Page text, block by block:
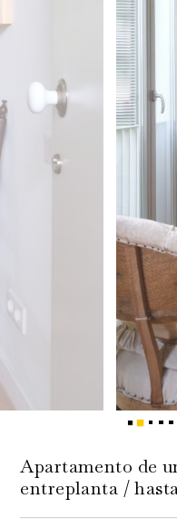
1 2 3 4 5
Apartamento de
entreplanta /